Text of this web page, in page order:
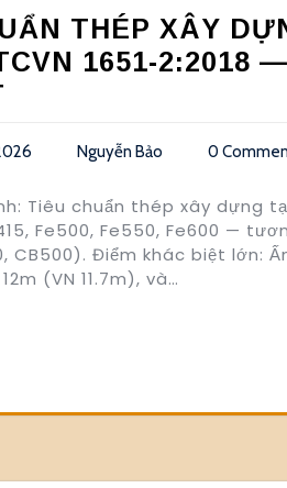
THÉP XÂY
1651-2:2018
Nguyễn Bảo 0
Tiêu chuẩn thép xây dựng
Fe500, Fe550, Fe600 —
CB500). Điểm khác biệt lớn:
(VN 11.7m), và…